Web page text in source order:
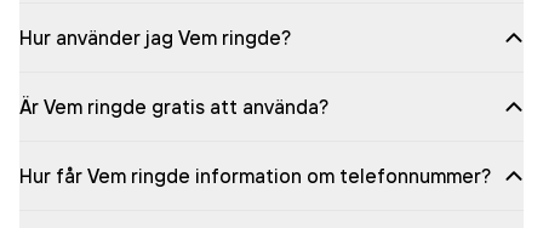
Hur använder jag Vem ringde?
Är Vem ringde gratis att använda?
Hur får Vem ringde information om telefonnummer?